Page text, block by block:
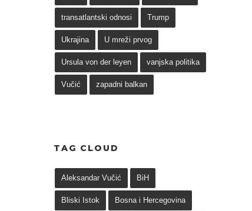
transatlantski odnosi Trump
Ukrajina U mreži prvog
Ursula von der leyen vanjska politika
Vučić zapadni balkan
TAG CLOUD
Aleksandar Vučić BiH
Bliski Istok Bosna i Hercegovina